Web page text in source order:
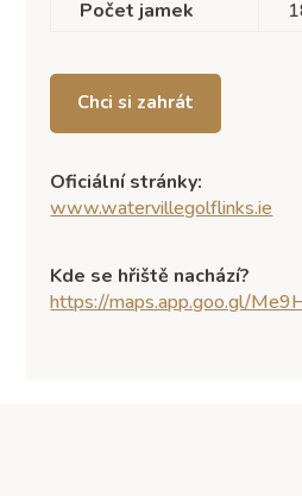
Počet jamek
Chci si zahrát
Oficiální stránky:
www.watervillegolflinks.ie
Kde se hřiště nachází?
https://maps.app.goo.gl/